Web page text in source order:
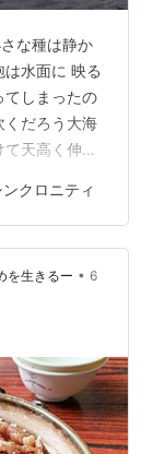
な種は静か
水面に 映る
てしまったの
くだろう大海
天高く伸び
な種がジャ
のブログも一
の中は様々
の流れで、心
ょうか。ふ
ンクロニティ
を生きるー • 6